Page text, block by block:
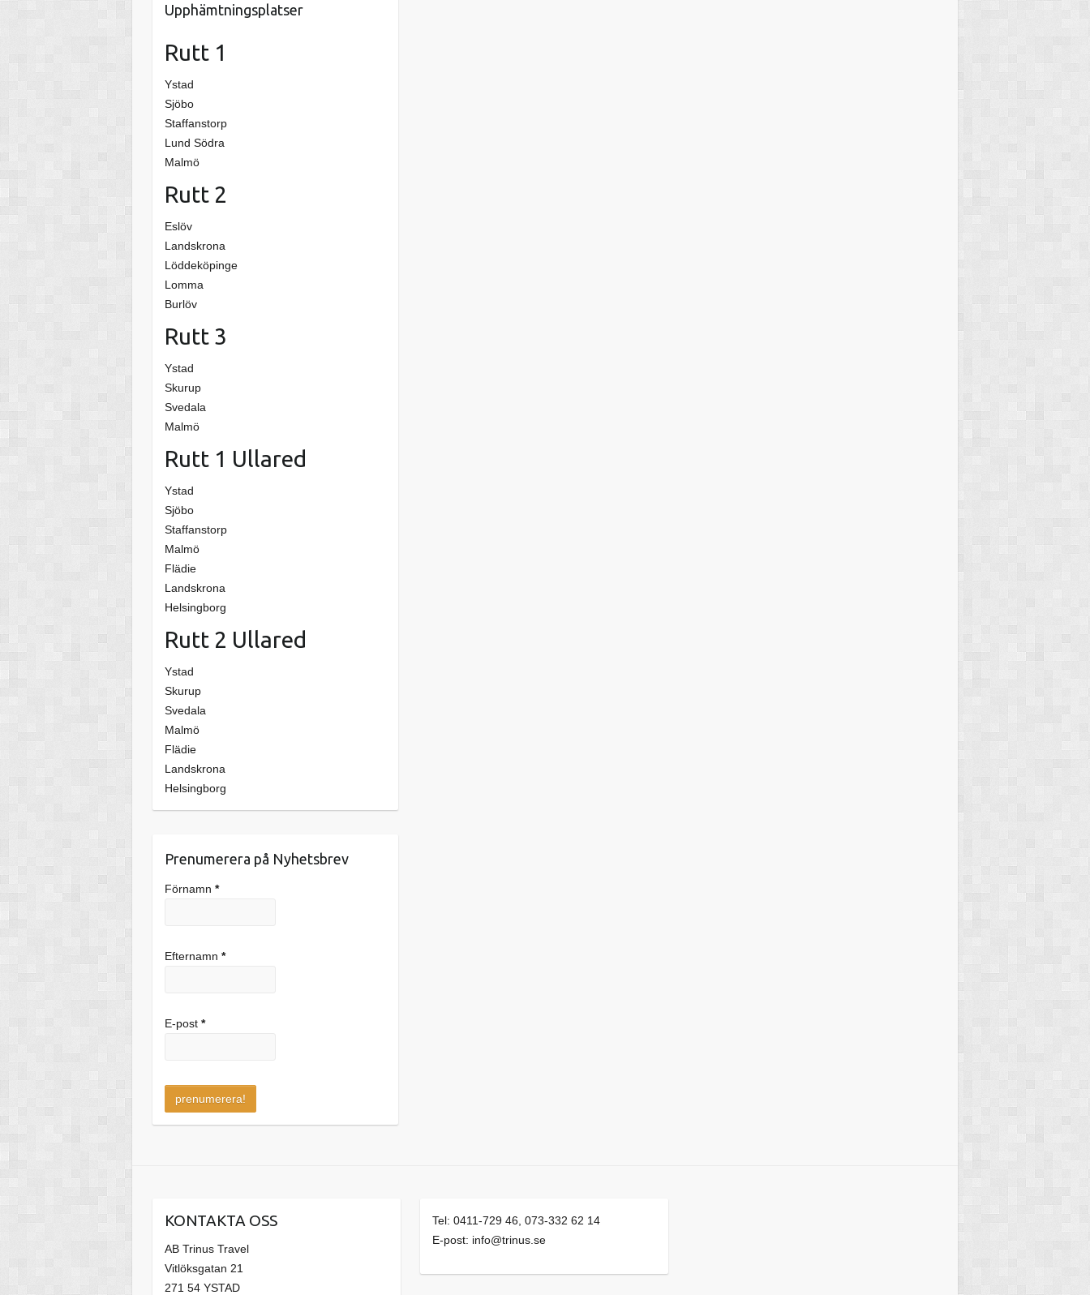
Upphämtningsplatser
Rutt 1
Ystad
Sjöbo
Staffanstorp
Lund Södra
Malmö
Rutt 2
Eslöv
Landskrona
Löddeköpinge
Lomma
Burlöv
Rutt 3
Ystad
Skurup
Svedala
Malmö
Rutt 1 Ullared
Ystad
Sjöbo
Staffanstorp
Malmö
Flädie
Landskrona
Helsingborg
Rutt 2 Ullared
Ystad
Skurup
Svedala
Malmö
Flädie
Landskrona
Helsingborg
Prenumerera på Nyhetsbrev
Förnamn*
Efternamn*
E-post*
KONTAKTA OSS
AB Trinus Travel
Vitlöksgatan 21
271 54 YSTAD
Tel: 0411-729 46, 073-332 62 14
E-post: info@trinus.se